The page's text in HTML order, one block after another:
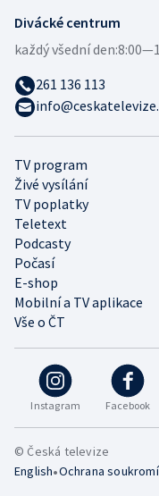
Instagram Facebook
TV program
Živé vysílání
TV poplatky
Teletext
Podcasty
Počasí
E-shop
Mobilní a TV aplikace
Vše o ČT
Divácké centrum
každý všední den:
261 136 113
© Česká televize
English•Ochrana soukromí